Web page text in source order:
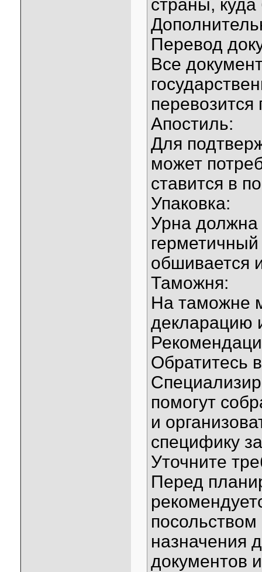
страны, куда
Перевод
Все
перевозится
Апостиль:
Для
может
ставится в
Упаковка:
Урна
обшивается
Таможня:
На таможне
декларацию
Обратитесь
помогут
и
специфику
Уточните
Перед
назначения
документов